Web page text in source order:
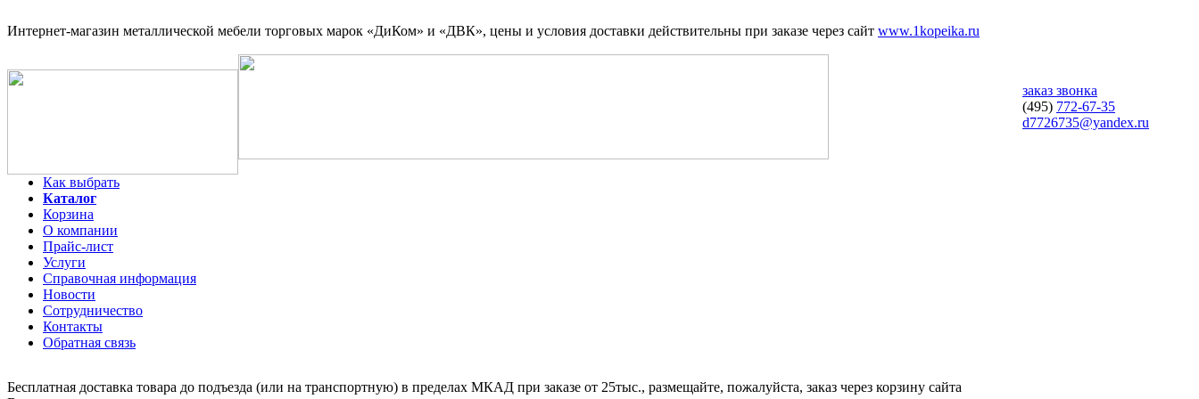
Интернет-магазин металлической мебели торговых марок «ДиКом» и «ДВК», цены и условия доставки действительны при заказе через сайт www.1kopeika.ru
заказ звонка
(495) 772-67-35
d7726735@yandex.ru
Как выбрать
Каталог
Корзина
О компании
Прайс-лист
Услуги
Справочная информация
Новости
Сотрудничество
Контакты
Обратная связь
Бесплатная доставка товара до подъезда (или на транспортную) в пределах МКАД при заказе от 25тыс., размещайте, пожалуйста, заказ через корзину сайта